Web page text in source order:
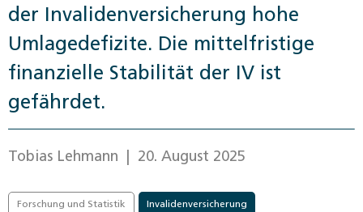
der Invalidenversicherung hohe
Umlagedefizite. Die mittelfristige
finanzielle Stabilität der IV ist
gefährdet.
Tobias Lehmann | 20. August 2025
Forschung und Statistik Invalidenversicherung